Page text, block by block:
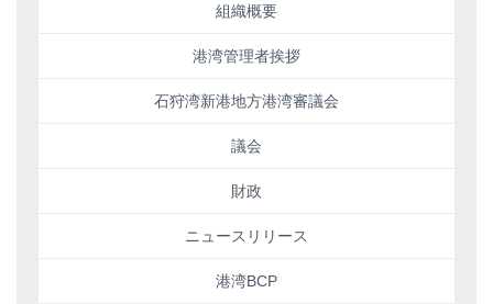
組織概要
港湾管理者挨拶
石狩湾新港地方港湾審議会
議会
財政
ニュースリリース
港湾BCP